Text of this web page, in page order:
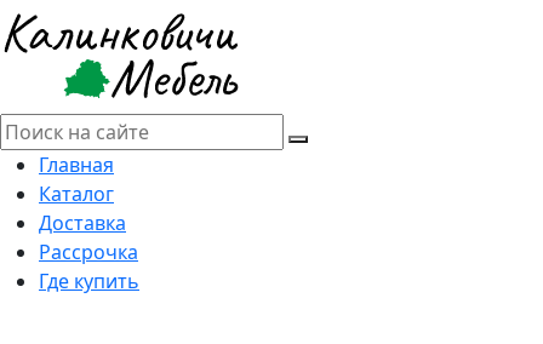
Главная
Каталог
Доставка
Рассрочка
Где купить